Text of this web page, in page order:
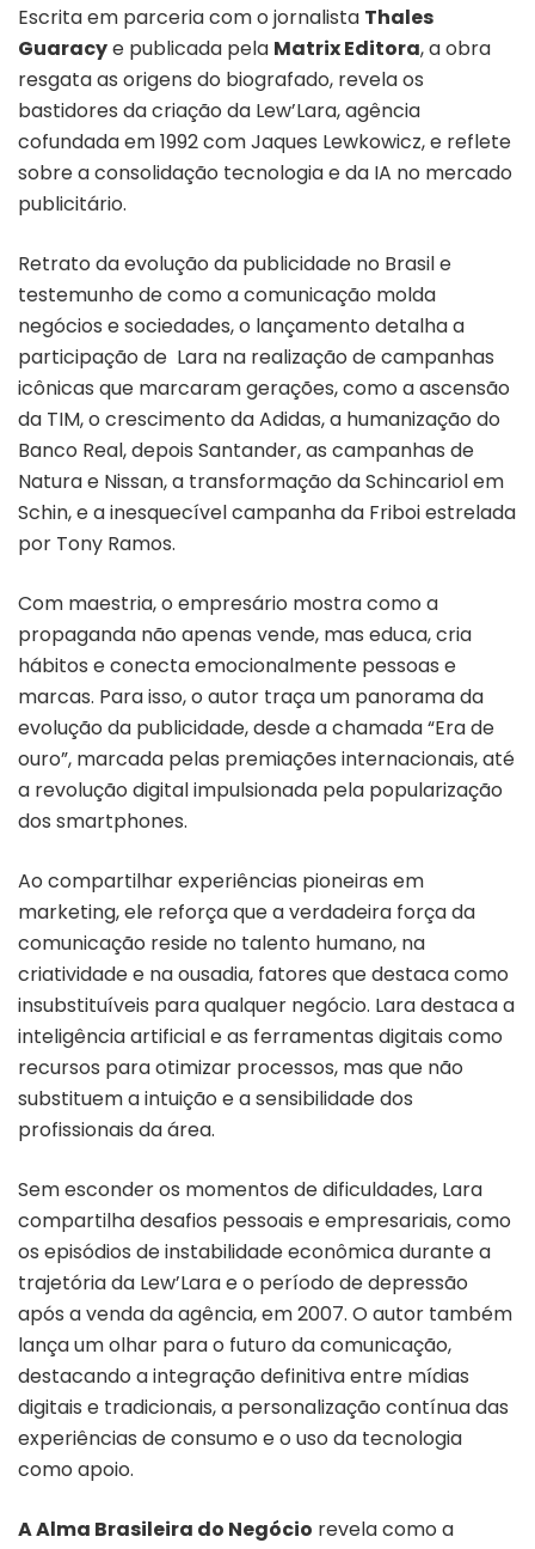
Escrita em parceria com o jornalista Thales
Guaracye publicada pela Matrix Editora, a obra
resgata as origens do biografado, revela os
bastidores da criação da Lew’Lara, agência
cofundada em 1992 com Jaques Lewkowicz, e reflete
sobre a consolidação tecnologia e da IA no mercado
publicitário.
Retrato da evolução da publicidade no Brasil e
testemunho de como a comunicação molda
negócios e sociedades, o lançamento detalha a
participação de Lara na realização de campanhas
icônicas que marcaram gerações, como a ascensão
da TIM, o crescimento da Adidas, a humanização do
Banco Real, depois Santander, as campanhas de
Natura e Nissan, a transformação da Schincariol em
Schin, e a inesquecível campanha da Friboi estrelada
por Tony Ramos.
Com maestria, o empresário mostra como a
propaganda não apenas vende, mas educa, cria
hábitos e conecta emocionalmente pessoas e
marcas. Para isso, o autor traça um panorama da
evolução da publicidade, desde a chamada “Era de
ouro”, marcada pelas premiações internacionais, até
a revolução digital impulsionada pela popularização
dos smartphones.
Ao compartilhar experiências pioneiras em
marketing, ele reforça que a verdadeira força da
comunicação reside no talento humano, na
criatividade e na ousadia, fatores que destaca como
insubstituíveis para qualquer negócio. Lara destaca a
inteligência artificial e as ferramentas digitais como
recursos para otimizar processos, mas que não
substituem a intuição e a sensibilidade dos
profissionais da área.
Sem esconder os momentos de dificuldades, Lara
compartilha desafios pessoais e empresariais, como
os episódios de instabilidade econômica durante a
trajetória da Lew’Lara e o período de depressão
após a venda da agência, em 2007. O autor também
lança um olhar para o futuro da comunicação,
destacando a integração definitiva entre mídias
digitais e tradicionais, a personalização contínua das
experiências de consumo e o uso da tecnologia
como apoio.
A Alma Brasileira do Negócio revela como a